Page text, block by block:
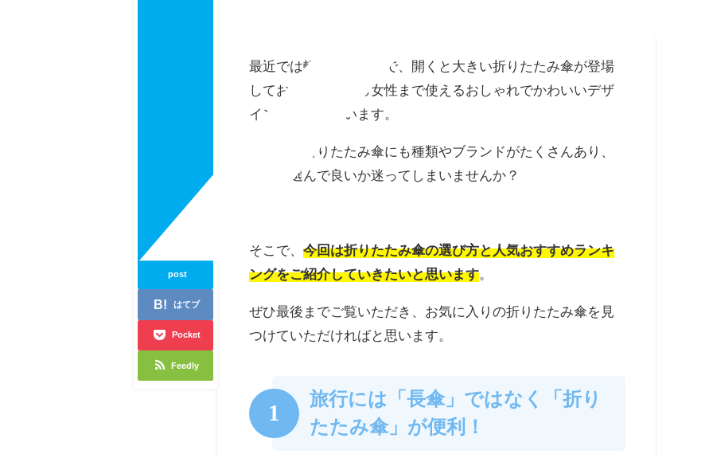
post
はてブ
Pocket
Feedly
最近では軽い上に丈夫で、開くと大きい折りたたみ傘が登場
しており、男性から女性まで使えるおしゃれでかわいいデザ
インが流行っています。
ですが、折りたたみ傘にも種類やブランドがたくさんあり、
どれを選んで良いか迷ってしまいませんか？
そこで、 今回は折りたたみ傘の選び方と人気おすすめランキ
ングをご紹介していきたいと思います。
ぜひ最後までご覧いただき、お気に入りの折りたたみ傘を見
つけていただければと思います。
1
旅行には「長傘」ではなく「折り
たたみ傘」が便利！